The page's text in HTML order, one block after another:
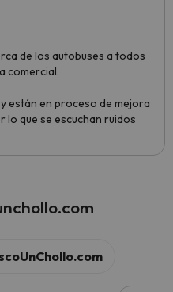
de los autobuses a todos
comercial.
están en proceso de mejora
lo que se escuchan ruidos